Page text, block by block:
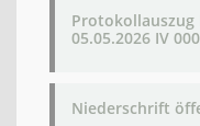
Protokollauszug
05.05.2026 IV
Niederschrift